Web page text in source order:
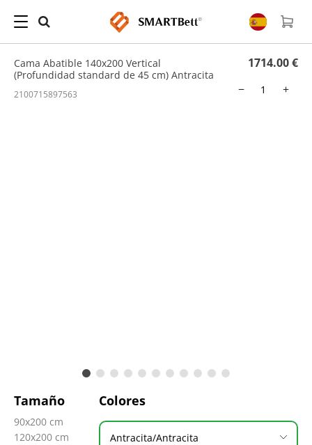
Hogar Cama Abatible
/ Cama Abatible 140x200 Vertical (Profundidad standard de 45
Cama Abatible 140x200 Vertical
(Profundidad standard de 45 cm) Antracita
1714.00 €
−
+
2100715897563
Tamaño
90x200 cm
120x200 cm
Colores
Antracita/Antracita